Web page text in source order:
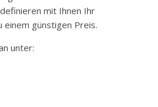
mit Ihnen Ihr
günstigen Preis.
unter: